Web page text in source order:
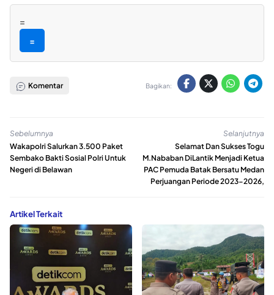
=
=
Komentar Bagikan:
Sebelumnya
Wakapolri Salurkan 3.500 Paket
Sembako Bakti Sosial Polri Untuk
Negeri di Belawan
Selanjutnya
Selamat Dan Sukses Togu
M.Nababan DiLantik Menjadi Ketua
PAC Pemuda Batak Bersatu Medan
Perjuangan Periode 2023-2026,
Artikel Terkait